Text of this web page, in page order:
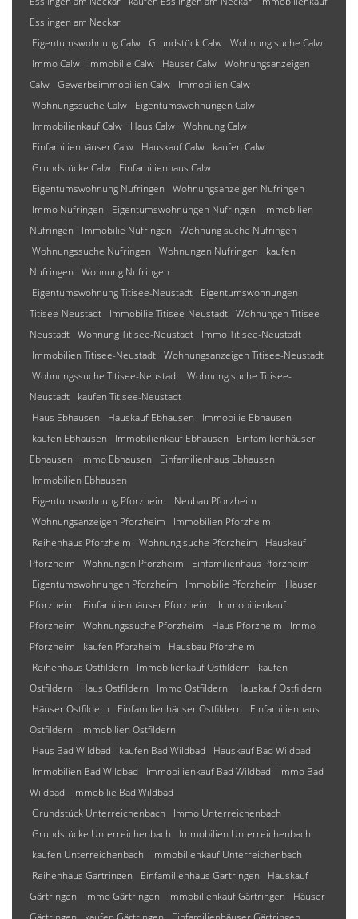
Esslingen am Neckar
Eigentumswohnung Calw Grundstück Calw Wohnung suche Calw
Immo Calw
Immobilie Calw Häuser Calw Wohnungsanzeigen
Calw Gewerbeimmobilien Calw
Immobilien Calw
Wohnungssuche Calw
Eigentumswohnungen Calw
Immobilienkauf Calw
Haus Calw Wohnung Calw
Einfamilienhäuser Calw
Hauskauf Calw
kaufen Calw
Grundstücke Calw
Einfamilienhaus Calw
Eigentumswohnung Nufringen
Wohnungsanzeigen Nufringen
Immo Nufringen
Eigentumswohnungen Nufringen
Immobilien
Nufringen
Immobilie Nufringen
Wohnung suche Nufringen
Wohnungssuche Nufringen
Wohnungen Nufringen
kaufen
Nufringen
Wohnung Nufringen
Eigentumswohnung Titisee-Neustadt
Eigentumswohnungen
Titisee-Neustadt
Immobilie Titisee-Neustadt Wohnungen Titisee-
Neustadt Wohnung Titisee-Neustadt
Immo Titisee-Neustadt
Immobilien Titisee-Neustadt Wohnungsanzeigen Titisee-Neustadt
Wohnungssuche Titisee-Neustadt Wohnung suche Titisee-
Neustadt
kaufen Titisee-Neustadt
Haus Ebhausen
Hauskauf Ebhausen
Immobilie Ebhausen
kaufen Ebhausen
Immobilienkauf Ebhausen
Einfamilienhäuser
Ebhausen
Immo Ebhausen
Einfamilienhaus Ebhausen
Immobilien Ebhausen
Eigentumswohnung Pforzheim
Neubau Pforzheim
Wohnungsanzeigen Pforzheim
Immobilien Pforzheim
Reihenhaus Pforzheim
Wohnung suche Pforzheim
Hauskauf
Pforzheim
Wohnungen Pforzheim
Einfamilienhaus Pforzheim
Eigentumswohnungen Pforzheim
Immobilie Pforzheim
Häuser
Pforzheim
Einfamilienhäuser Pforzheim
Immobilienkauf
Pforzheim
Wohnungssuche Pforzheim Haus Pforzheim
Immo
Pforzheim
kaufen Pforzheim
Hausbau Pforzheim
Reihenhaus Ostfildern
Immobilienkauf Ostfildern
kaufen
Ostfildern
Haus Ostfildern Immo Ostfildern
Hauskauf Ostfildern
Häuser Ostfildern
Einfamilienhäuser Ostfildern
Einfamilienhaus
Ostfildern
Immobilien Ostfildern
Haus Bad Wildbad
kaufen Bad Wildbad
Hauskauf Bad Wildbad
Immobilien Bad Wildbad
Immobilienkauf Bad Wildbad
Immo Bad
Wildbad
Immobilie Bad Wildbad
Grundstück Unterreichenbach
Immo Unterreichenbach
Grundstücke Unterreichenbach
Immobilien Unterreichenbach
kaufen Unterreichenbach
Immobilienkauf Unterreichenbach
Reihenhaus Gärtringen
Einfamilienhaus Gärtringen
Hauskauf
Gärtringen
Immo Gärtringen Immobilienkauf Gärtringen
Häuser